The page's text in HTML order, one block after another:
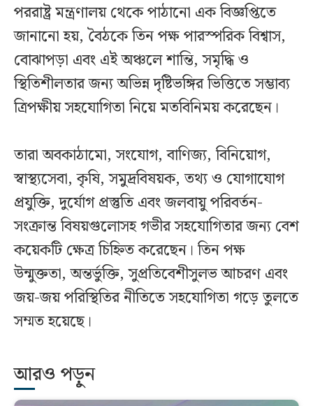
পররাষ্ট্র মন্ত্রণালয় থেকে পাঠানো এক বিজ্ঞপ্তিতে
জানানো হয়, বৈঠকে তিন পক্ষ পারস্পরিক বিশ্বাস,
বোঝাপড়া এবং এই অঞ্চলে শান্তি, সমৃদ্ধি ও
স্থিতিশীলতার জন্য অভিন্ন দৃষ্টিভঙ্গির ভিত্তিতে সম্ভাব্য
ত্রিপক্ষীয় সহযোগিতা নিয়ে মতবিনিময় করেছেন।
তারা অবকাঠামো, সংযোগ, বাণিজ্য, বিনিয়োগ,
স্বাস্থ্যসেবা, কৃষি, সমুদ্রবিষয়ক, তথ্য ও যোগাযোগ
প্রযুক্তি, দুর্যোগ প্রস্তুতি এবং জলবায়ু পরিবর্তন-
সংক্রান্ত বিষয়গুলোসহ গভীর সহযোগিতার জন্য বেশ
কয়েকটি ক্ষেত্র চিহ্নিত করেছেন। তিন পক্ষ
উন্মুক্ততা, অন্তর্ভুক্তি, সুপ্রতিবেশীসুলভ আচরণ এবং
জয়-জয় পরিস্থিতির নীতিতে সহযোগিতা গড়ে তুলতে
সম্মত হয়েছে।
আরও পড়ুন